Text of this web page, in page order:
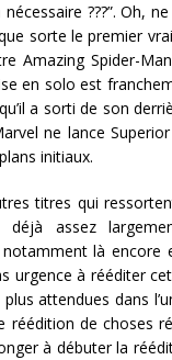
???”. Oh,
sorte le premier
Amazing Spider-
en solo est
a sorti de son
ne lance
initiaux.
titres qui
déjà assez
notamment là encore
urgence à rééditer
attendues dans
réédition de choses
à débuter la